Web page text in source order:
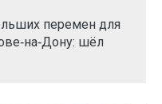
перемен для
шёл